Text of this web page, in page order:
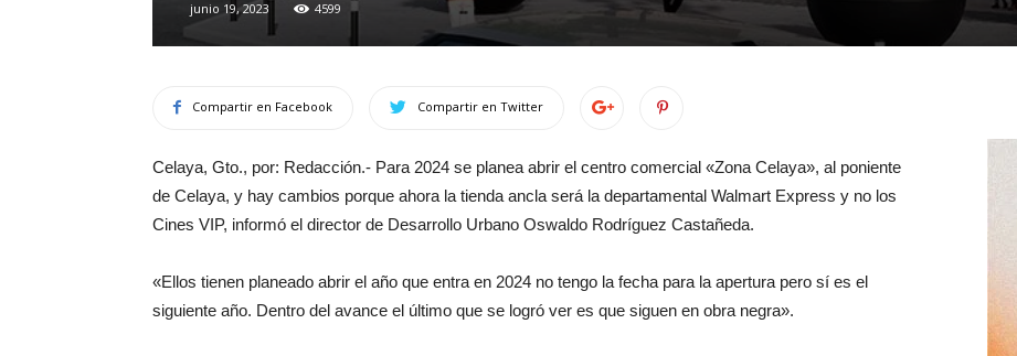
junio 19, 2023 4599
Compartir en Facebook Compartir en Twitter
Celaya, Gto., por: Redacción.- Para 2024 se planea abrir el centro comercial «Zona Celaya», al poniente
de Celaya, y hay cambios porque ahora la tienda ancla será la departamental Walmart Express y no los
Cines VIP, informó el director de Desarrollo Urbano Oswaldo Rodríguez Castañeda.
«Ellos tienen planeado abrir el año que entra en 2024 no tengo la fecha para la apertura pero sí es el
siguiente año. Dentro del avance el último que se logró ver es que siguen en obra negra».